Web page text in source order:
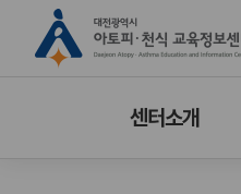
센터소개